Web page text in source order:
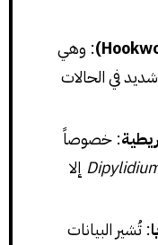
: وهي
في الحالات
: خصوصاً
إلا
: تُشير البيانات